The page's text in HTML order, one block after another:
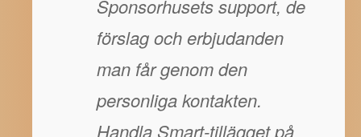
Sponsorhusets support, de
förslag och erbjudanden
man får genom den
personliga kontakten.
Handla Smart-tillägget på